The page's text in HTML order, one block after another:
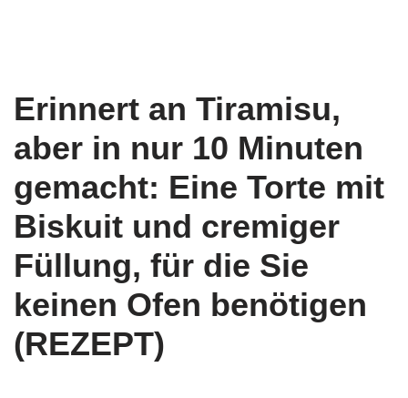
Erinnert an Tiramisu,
aber in nur 10 Minuten
gemacht: Eine Torte mit
Biskuit und cremiger
Füllung, für die Sie
keinen Ofen benötigen
(REZEPT)